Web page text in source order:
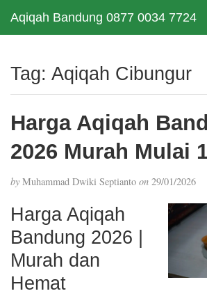
Aqiqah Bandung 0877 0034 7724
Tag: Aqiqah Cibungur
Harga Aqiqah
2026 Murah Mulai
by Muhammad Dwiki Septianto on 29/01/2026
Harga Aqiqah
Bandung 2026 |
Murah dan
Hemat